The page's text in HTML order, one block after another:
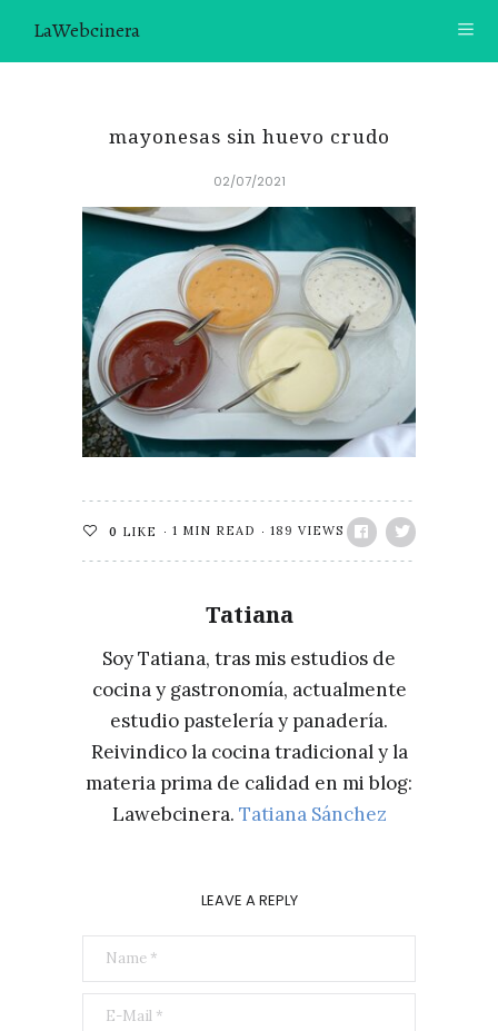
LaWebcinera
VIDEORECETAS
CONTACTO
¿TE GUSTARÍA UNIRTE A NUESTRA AVENTURA GASTRON
ÓMICA?
ÚNETE A LA NEWSLETTER
RECOMENDACIONES
mayonesas sin huevo crudo
02/07/2021
0 LIKE 1 MIN READ 189 VIEWS
Tatiana
Soy Tatiana, tras mis estudios de
cocina y gastronomía, actualmente
estudio pastelería y panadería.
Reivindico la cocina tradicional y la
materia prima de calidad en mi blog:
Lawebcinera. Tatiana Sánchez
LEAVE A REPLY